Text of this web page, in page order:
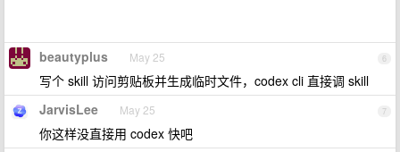
6
beautyplus May 25
写个 skill 访问剪贴板并生成临时文件，codex cli 直接调 skill
7
JarvisLee May 25
你这样没直接用 codex 快吧